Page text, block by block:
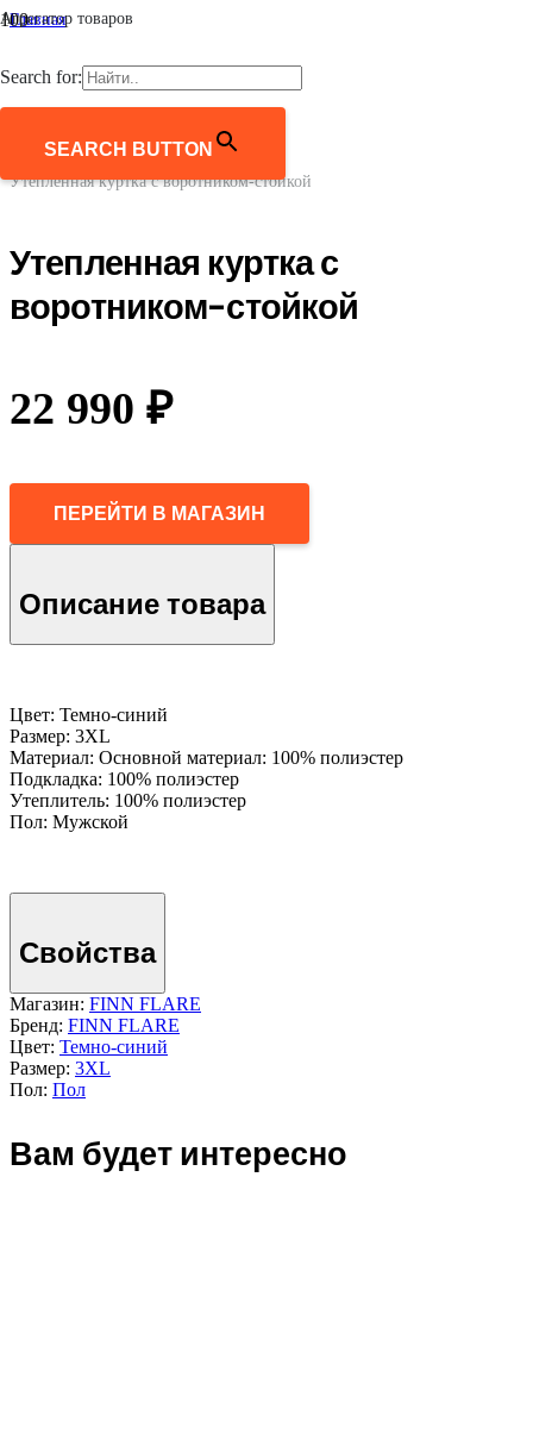
Агрегатор товаров
Search for:
SEARCH BUTTON
Главная
/
Куртки
Утепленная куртка с воротником-стойкой
Утепленная куртка с
воротником-стойкой
22 990 ₽
ПЕРЕЙТИ В МАГАЗИН
Описание товара
Цвет: Темно-cиний
Размер: 3XL
Материал: Основной материал: 100% полиэстер
Подкладка: 100% полиэстер
Утеплитель: 100% полиэстер
Пол: Мужской
Свойства
Магазин: FINN FLARE
Бренд: FINN FLARE
Цвет: Темно-cиний
Размер: 3XL
Пол: Пол
Вам будет интересно